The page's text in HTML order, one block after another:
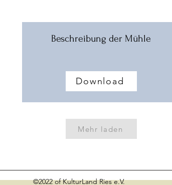
Beschreibung der Mühle
Download
Mehr laden
©2022 of KulturLand Ries e.V.